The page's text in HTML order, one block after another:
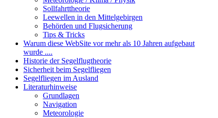
Sollfahrttheorie
Leewellen in den Mittelgebirgen
Behörden und Flugsicherung
Tips & Tricks
Warum diese WebSite vor mehr als 10 Jahren aufgebaut
wurde ....
Historie der Segelflugtheorie
Sicherheit beim Segelfliegen
Segelfliegen im Ausland
Literaturhinweise
Grundlagen
Navigation
Meteorologie